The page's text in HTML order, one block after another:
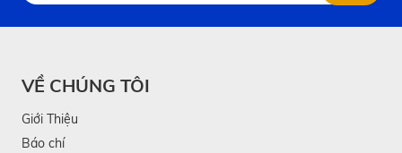
VỀ CHÚNG TÔI
Giới Thiệu
Báo chí